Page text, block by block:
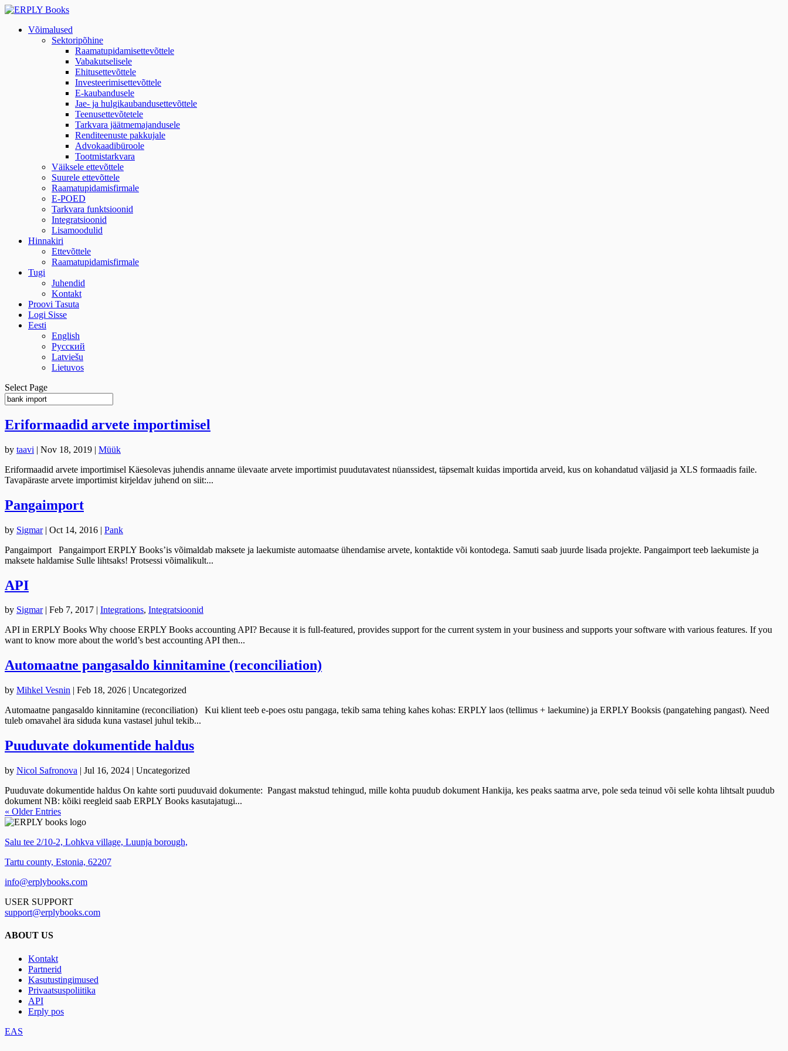
Võimalused
Sektoripõhine
Raamatupidamisettevõttele
Vabakutselisele
Ehitusettevõttele
Investeerimisettevõttele
E-kaubandusele
Jae- ja hulgikaubandusettevõttele
Teenusettevõtetele
Tarkvara jäätmemajandusele
Renditeenuste pakkujale
Advokaadibüroole
Tootmistarkvara
Väiksele ettevõttele
Suurele ettevõttele
Raamatupidamisfirmale
E-POED
Tarkvara funktsioonid
Integratsioonid
Lisamoodulid
Hinnakiri
Ettevõttele
Raamatupidamisfirmale
Tugi
Juhendid
Kontakt
Proovi Tasuta
Logi Sisse
Eesti
English
Русский
Latviešu
Lietuvos
Select Page
Eriformaadid arvete importimisel
by taavi | Nov 18, 2019 | Müük
Eriformaadid arvete importimisel Käesolevas juhendis anname ülevaate arvete importimist puudutavatest nüanssidest, täpsemalt kuidas importida arveid, kus on kohandatud väljasid ja XLS formaadis faile.
Tavapäraste arvete importimist kirjeldav juhend on siit:...
Pangaimport
by Sigmar| Oct 14, 2016 | Pank
Pangaimport Pangaimport ERPLY Books’is võimaldab maksete ja laekumiste automaatse ühendamise arvete, kontaktide või kontodega. Samuti saab juurde lisada projekte. Pangaimport teeb laekumiste ja
maksete haldamise Sulle lihtsaks! Protsessi võimalikult...
API
by Sigmar| Feb 7, 2017 | Integrations, Integratsioonid
API in ERPLY Books Why choose ERPLY Books accounting API? Because it is full-featured, provides support for the current system in your business and supports your software with various features. If you
want to know more about the world’s best accounting API then...
Automaatne pangasaldo kinnitamine (reconciliation)
by Mihkel Vesnin | Feb 18, 2026 | Uncategorized
Automaatne pangasaldo kinnitamine (reconciliation) Kui klient teeb e-poes ostu pangaga, tekib sama tehing kahes kohas: ERPLY laos (tellimus + laekumine) ja ERPLY Booksis (pangatehing pangast). Need
tuleb omavahel ära siduda kuna vastasel juhul tekib...
Puuduvate dokumentide haldus
by Nicol Safronova | Jul 16, 2024 | Uncategorized
Puuduvate dokumentide haldus On kahte sorti puuduvaid dokumente: Pangast makstud tehingud, mille kohta puudub dokument Hankija, kes peaks saatma arve, pole seda teinud või selle kohta lihtsalt puudub
dokument NB: kõiki reegleid saab ERPLY Books kasutajatugi...
« Older Entries
Salu tee 2/10-2, Lohkva village, Luunja borough,
Tartu county, Estonia, 62207
info@erplybooks.com
USER SUPPORT
support@erplybooks.com
ABOUT US
Kontakt
Partnerid
Kasutustingimused
Privaatsuspoliitika
API
Erply pos
EAS